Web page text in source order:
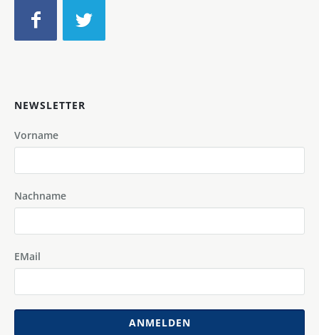
NEWSLETTER
Vorname
Nachname
EMail
ANMELDEN